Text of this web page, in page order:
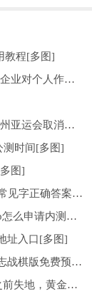
教程[多图]
每日头条!文心一言是干什么的 百度文心一言对企业对个人作用介绍[多图]
今日观点!炉石传说被移出亚运项目怎么回事 杭州亚运会取消炉石传说原因始末以及后续[多图]
测时间[多图]
图]
世界资讯：汉字找茬王找字鹋攻略 鹋找出21个常见字正确答案分享[多图]
每日看点！文心一言内测申请在哪 文心一言app怎么申请内测资格[多图]
址入口[多图]
快资讯：三国志战棋版预约抽卡在哪 微信三国志战棋版免费预抽卡入口[多图]
全球球精选！泽熙洲：3.16黄金多头强势收复之前失地，黄金后市如何操作？